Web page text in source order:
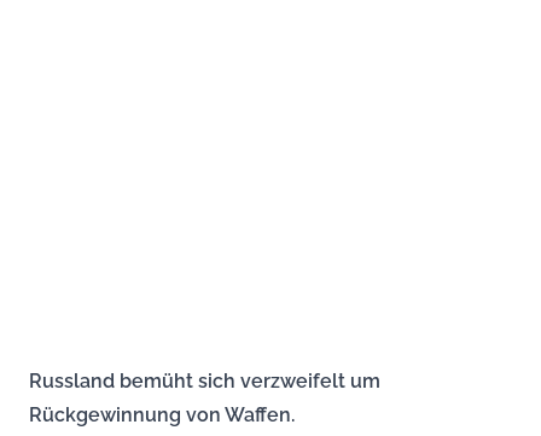
Russland bemüht sich verzweifelt um
Rückgewinnung von Waffen.